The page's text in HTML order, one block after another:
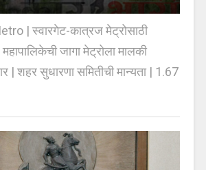
| स्वारगेट-कात्रज मेट्रोसाठी
जागा मेट्रोला मालकी
| शहर सुधारणा समितीची मान्यता | 1.67